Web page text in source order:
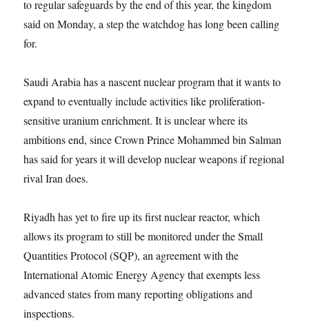
to regular safeguards by the end of this year, the kingdom
said on Monday, a step the watchdog has long been calling
for.
Saudi Arabia has a nascent nuclear program that it wants to
expand to eventually include activities like proliferation-
sensitive uranium enrichment. It is unclear where its
ambitions end, since Crown Prince Mohammed bin Salman
has said for years it will develop nuclear weapons if regional
rival Iran does.
Riyadh has yet to fire up its first nuclear reactor, which
allows its program to still be monitored under the Small
Quantities Protocol (SQP), an agreement with the
International Atomic Energy Agency that exempts less
advanced states from many reporting obligations and
inspections.